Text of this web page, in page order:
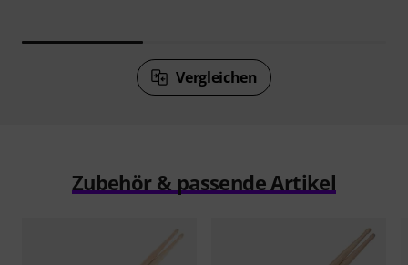
Vergleichen
Zubehör & passende Artikel